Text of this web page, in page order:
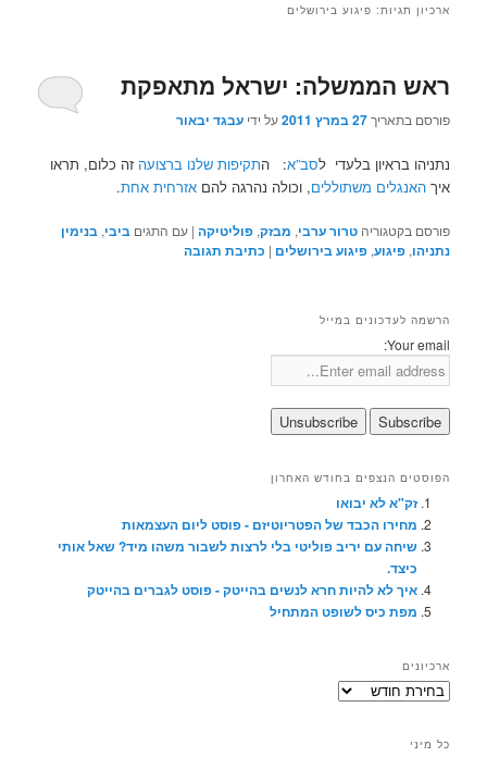
ארכיון תגיות: פיגוע בירושלים
ראש הממשלה: ישראל מתאפקת
פורסם בתאריך27 במרץ 2011 על ידיעבגד יבאור
נתניהו בראיון בלעדי לסב”א: התקיפות שלנו ברצועה זה כלום, תראו
איךהאנגלים משתוללים, וכולה נהרגה להםאזרחית אחת.
פורסם בקטגוריה טרור ערבי, מבזק,פוליטיקה |עם התגים ביבי,בנימין
נתניהו,פיגוע,פיגוע בירושלים | כתיבת תגובה
הרשמה לעדכונים במייל
Your email:
הפוסטים הנצפים בחודש האחרון
זק"א לא יבואו
מחירו הכבד של הפטריוטיזם - פוסט ליום העצמאות
שיחה עם יריב פוליטי בלי לרצות לשבור משהו מיד? שאל אותי
כיצד.
איך לא להיות חרא לנשים בהייטק - פוסט לגברים בהייטק
מפת כיס לשופט המתחיל
ארכיונים
ארכיונים
כל מיני